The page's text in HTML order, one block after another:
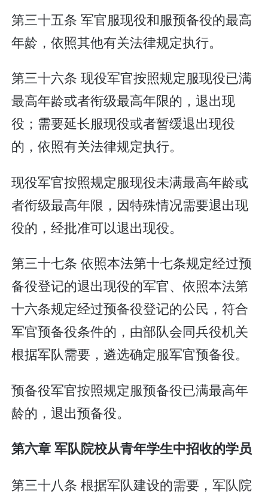
第三十五条 军官服现役和服预备役的最高
年龄，依照其他有关法律规定执行。
第三十六条 现役军官按照规定服现役已满
最高年龄或者衔级最高年限的，退出现
役；需要延长服现役或者暂缓退出现役
的，依照有关法律规定执行。
现役军官按照规定服现役未满最高年龄或
者衔级最高年限，因特殊情况需要退出现
役的，经批准可以退出现役。
第三十七条 依照本法第十七条规定经过预
备役登记的退出现役的军官、依照本法第
十六条规定经过预备役登记的公民，符合
军官预备役条件的，由部队会同兵役机关
根据军队需要，遴选确定服军官预备役。
预备役军官按照规定服预备役已满最高年
龄的，退出预备役。
第六章 军队院校从青年学生中招收的学员
第三十八条 根据军队建设的需要，军队院